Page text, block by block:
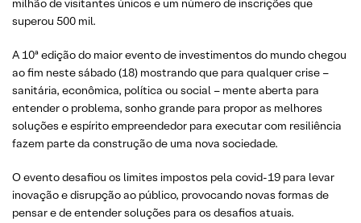
milhão de visitantes únicos e um número de inscrições que
superou 500 mil.
A 10ª edição do maior evento de investimentos do mundo chegou
ao fim neste sábado (18) mostrando que para qualquer crise –
sanitária, econômica, política ou social – mente aberta para
entender o problema, sonho grande para propor as melhores
soluções e espírito empreendedor para executar com resiliência
fazem parte da construção de uma nova sociedade.
O evento desafiou os limites impostos pela covid-19 para levar
inovação e disrupção ao público, provocando novas formas de
pensar e de entender soluções para os desafios atuais.